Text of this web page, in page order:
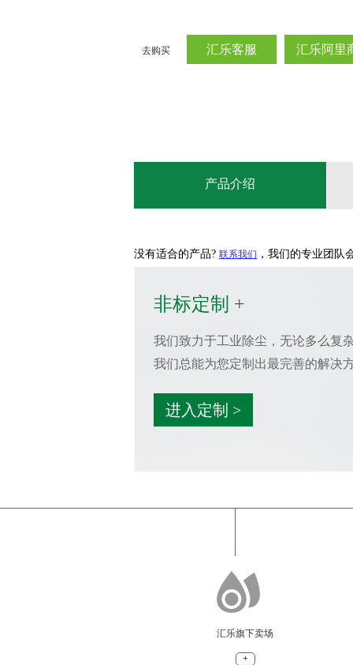
去购买 汇乐客服 汇乐阿里
产品介绍
没有适合的产品? 联系我们 ，我们的专业团队
非标定制 +
我们致力于工业除尘，无论多么复
我们总能为您定制出最完善的解决
进入定制 >
汇乐旗下卖场
+